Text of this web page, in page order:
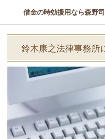
借金の時効援用なら森野
鈴木康之法律事務所